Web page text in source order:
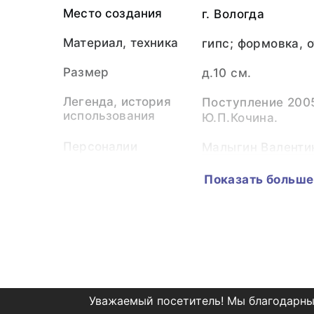
Место создания г. Вологда
Материал, техника гипс; формовка,
Размер д.10 см.
Легенда, история
использования
Поступление
Ю.П.Кочина.
Персоналии
Малыгин
Рубцов Николай
"Н.Рубцов"
художников
Показать больше
Уважаемый посетитель! Мы